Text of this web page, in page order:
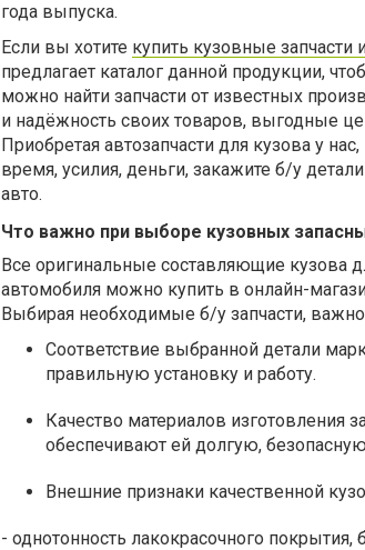
года выпуска.
Если вы хотите купить кузовные
предлагает каталог данной продукции,
можно найти запчасти от известных
и надёжность своих товаров, выгодные
Приобретая автозапчасти для кузова у
время, усилия, деньги, закажите б/у
авто.
Что важно при выборе кузовных
Все оригинальные составляющие кузова
автомобиля можно купить в онлайн-
Выбирая необходимые б/у запчасти,
Соответствие выбранной детали
правильную установку и работу.
Качество материалов изготовления
обеспечивают ей долгую,
Внешние признаки качественной
- однотонность лакокрасочного покрытия,